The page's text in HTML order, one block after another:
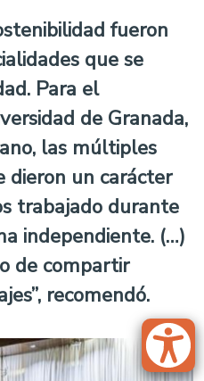
fueron
que se
Para el
de Granada,
las múltiples
dieron un carácter
trabajado durante
independiente. (…)
de compartir
recomendó.